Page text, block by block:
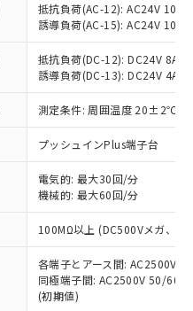
抵抗負荷(AC-12): AC24V 10A/
誘導負荷(AC-15): AC24V
抵抗負荷(DC-12): DC24V 8A/
誘導負荷(DC-13): DC24V 4A/
測定条件: 周囲温度 20±2℃、
プッシュインPlus端子台
電気的: 最大30回/分
機械的: 最大60回/分
100MΩ以上 (DC500Vメガ、点
各端子とアース間: AC2500V
同極端子間: AC2500V 50/
(初期値)
だき、同意のうえ
社制御機器事業取扱
況および標準価格
いただくもので
取扱商品の中には、
外となる商品もある
さい。
準価格照会結果は、
日時点での社内デー
れるものであり、閲
実際の在庫および標
場合があることをご
指令（10物質）の
、対応品を出す予
指令（10物質）の
中または確認中の
など無形物で、有
商品です。
非含有部品として
明した場合などや
あります。
下、ポリ臭化ビフェニル
化ジフェニルエーテル類
有率が中国RoHSの
示します。
有率が中国RoHSの
を示します。
社販売部門へお問
T26572)：
1000ppm、 Cd(カドミウ
PBBs(ポリ臭化ビフェ
社製品のうち、外国
易法に定める商品
」という）を輸出
供する場合は、日本
(または役務取引許
の必要な手続きを